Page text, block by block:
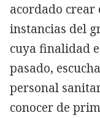
acordado crear
instancias del
cuya finalidad
pasado,
personal
conocer de